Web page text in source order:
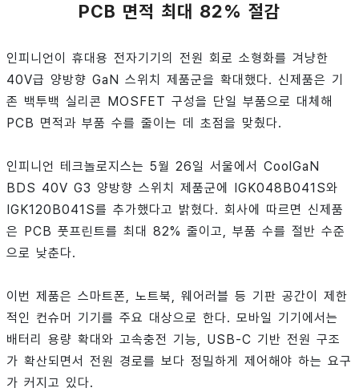
PCB 면적 최대 82% 절감
인피니언이 휴대용 전자기기의 전원 회로 소형화를 겨냥한
40V급 양방향 GaN 스위치 제품군을 확대했다. 신제품은 기
존 백투백 실리콘 MOSFET 구성을 단일 부품으로 대체해
PCB 면적과 부품 수를 줄이는 데 초점을 맞췄다.
인피니언 테크놀로지스는 5월 26일 서울에서 CoolGaN
BDS 40V G3 양방향 스위치 제품군에 IGK048B041S와
IGK120B041S를 추가했다고 밝혔다. 회사에 따르면 신제품
은 PCB 풋프린트를 최대 82% 줄이고, 부품 수를 절반 수준
으로 낮춘다.
이번 제품은 스마트폰, 노트북, 웨어러블 등 기판 공간이 제한
적인 컨슈머 기기를 주요 대상으로 한다. 모바일 기기에서는
배터리 용량 확대와 고속충전 기능, USB-C 기반 전원 구조
가 확산되면서 전원 경로를 보다 정밀하게 제어해야 하는 요구
가 커지고 있다.